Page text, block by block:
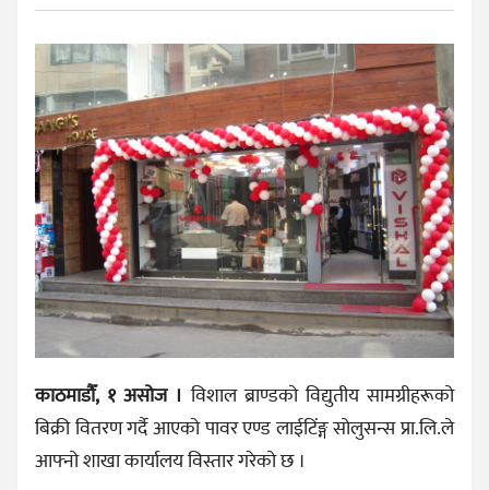
काठमाडौँ, १ असोज । विशाल ब्राण्डको विद्युतीय सामग्रीहरूको
बिक्री वितरण गर्दै आएको पावर एण्ड लाईटिंङ्ग सोलुसन्स प्रा.लि.ले
आफ्नो शाखा कार्यालय विस्तार गरेको छ ।